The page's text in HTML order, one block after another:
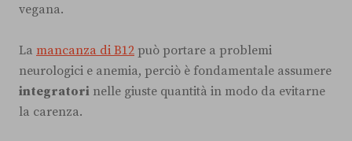
vegana.
La mancanza di B12 può portare a problemi
neurologici e anemia, perciò è fondamentale assumere
integratori nelle giuste quantità in modo da evitarne
la carenza.